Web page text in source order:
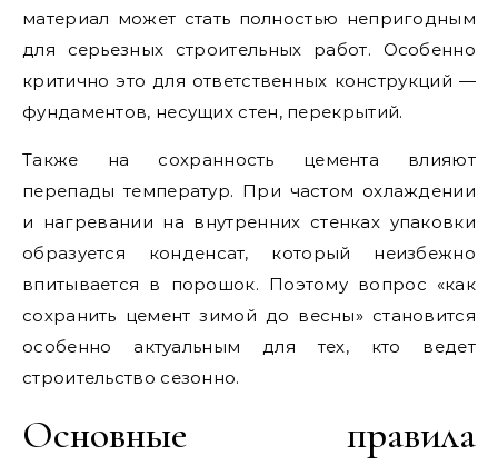
материал может стать полностью непригодным
для серьезных строительных работ. Особенно
критично это для ответственных конструкций —
фундаментов, несущих стен, перекрытий.
Также на сохранность цемента влияют
перепады температур. При частом охлаждении
и нагревании на внутренних стенках упаковки
образуется конденсат, который неизбежно
впитывается в порошок. Поэтому вопрос «как
сохранить цемент зимой до весны» становится
особенно актуальным для тех, кто ведет
строительство сезонно.
Основные правила